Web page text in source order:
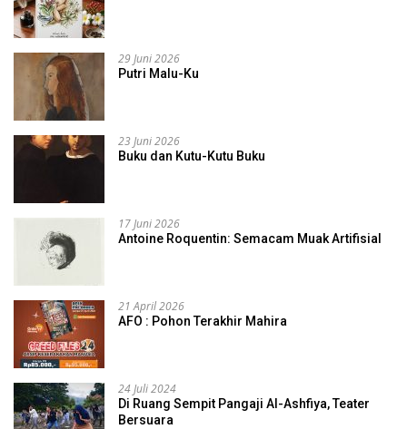
29 Juni 2026
Putri Malu-Ku
23 Juni 2026
Buku dan Kutu-Kutu Buku
17 Juni 2026
Antoine Roquentin: Semacam Muak Artifisial
21 April 2026
AFO : Pohon Terakhir Mahira
24 Juli 2024
Di Ruang Sempit Pangaji Al-Ashfiya, Teater
Bersuara